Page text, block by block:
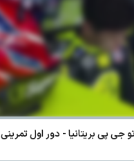
جی پی بریتانیا - دور اول تمرینی